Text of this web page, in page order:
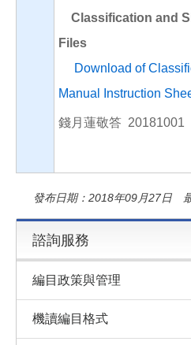
Classification and
Files
Download of
Manual Instruction
錢月蓮敬答 20181001
發布日期：2018年09月27日
諮詢服務
編目政策與管理
機讀編目格式